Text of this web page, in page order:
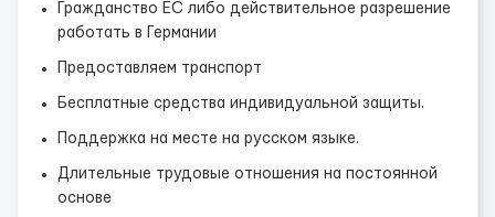
Гражданство ЕС либо действительное разрешение
работать в Германии
Предоставляем транспорт
Бесплатные средства индивидуальной защиты.
Поддержка на месте на русском языке.
Длительные трудовые отношения на постоянной
основе